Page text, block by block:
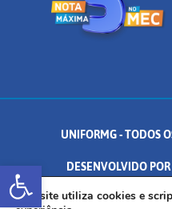
Abrir a barra
UNIFORMG - TODOS
DESENVOLVIDO POR
AV. DR. ARNALDO DE SENNA,
Este site utiliza cookies e